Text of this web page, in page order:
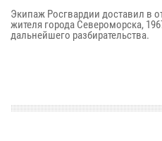
Экипаж Росгвардии доставил в
жителя города Североморска,
дальнейшего разбирательства.